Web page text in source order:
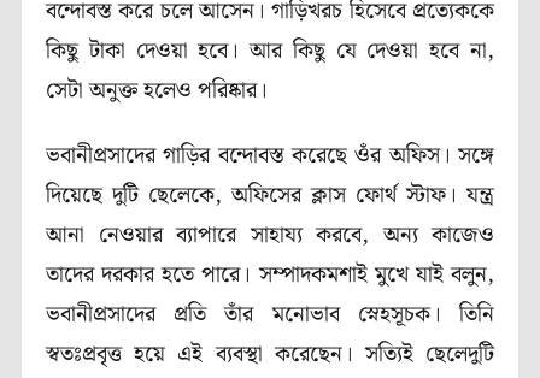
বন্দোবস্ত করে চলে আসেন। গাড়িখরচ হিসেবে প্রত্যেককে
কিছু টাকা দেওয়া হবে। আর কিছু যে দেওয়া হবে না,
সেটা অনুক্ত হলেও পরিষ্কার।
ভবানীপ্রসাদের গাড়ির বন্দোবস্ত করেছে ওঁর অফিস। সঙ্গে
দিয়েছে দুটি ছেলেকে, অফিসের ক্লাস ফোর্থ স্টাফ। যন্ত্র
আনা নেওয়ার ব্যাপারে সাহায্য করবে, অন্য কাজেও
তাদের দরকার হতে পারে। সম্পাদকমশাই মুখে যাই বলুন,
ভবানীপ্রসাদের প্রতি তাঁর মনোভাব স্নেহসূচক। তিনি
স্বতঃপ্রবৃত্ত হয়ে এই ব্যবস্থা করেছেন। সত্যিই ছেলেদুটি